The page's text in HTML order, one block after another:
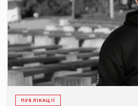
ПУБЛІКАЦІЇ